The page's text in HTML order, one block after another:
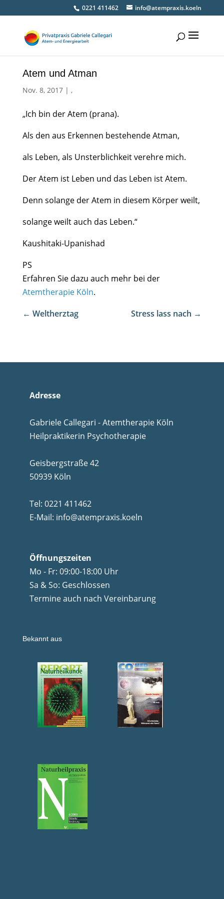
0221 411462 info@atempraxis.koeln
Atem und Atman
Nov. 8, 2017| ,
„Ich bin der Atem (prana).
Als den aus Erkennen bestehende Atman,
als Leben, als Unsterblichkeit verehre mich.
Der Atem ist Leben und das Leben ist Atem.
Denn solange der Atem in diesem Körper weilt,
solange weilt auch das Leben.“
Kaushitaki-Upanishad
PS
Erfahren Sie dazu auch mehr bei der
Atemtherapie Köln.
← Weltherztag Stress lass nach →
Adresse
Gabriele Callegari - Atemtherapie Köln
Heilpraktikerin Psychotherapie
Geisbergstraße 42
50939 Köln
Tel: 0221 411462
E-Mail: info@atempraxis.koeln
Öffnungszeiten
Mo - Fr: 09:00-18:00 Uhr
Sa & So: Geschlossen
Termine auch nach Vereinbarung
Bekannt aus